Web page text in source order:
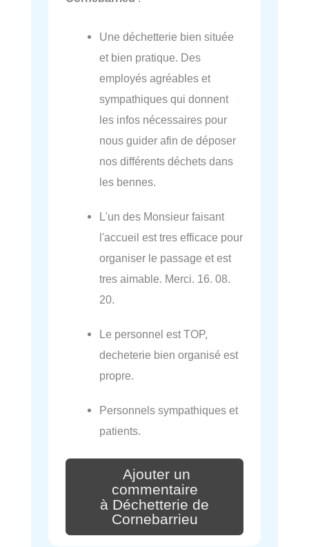
Une déchetterie bien située
et bien pratique. Des
employés agréables et
sympathiques qui donnent
les infos nécessaires pour
nous guider afin de déposer
nos différents déchets dans
les bennes.
L'un des Monsieur faisant
l'accueil est tres efficace pour
organiser le passage et est
tres aimable. Merci. 16. 08.
20.
Le personnel est TOP,
decheterie bien organisé est
propre.
Personnels sympathiques et
patients.
Ajouter un
commentaire
à Déchetterie de
Cornebarrieu